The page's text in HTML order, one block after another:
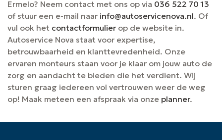
Ermelo? Neem contact met ons op via 036 522 70 13
of stuur een e-mail naar info@autoservicenova.nl. Of
vul ook het contactformulier op de website in.
Autoservice Nova staat voor expertise,
betrouwbaarheid en klanttevredenheid. Onze
ervaren monteurs staan voor je klaar om jouw auto de
zorg en aandacht te bieden die het verdient. Wij
sturen graag iedereen vol vertrouwen weer de weg
op! Maak meteen een afspraak via onze planner.